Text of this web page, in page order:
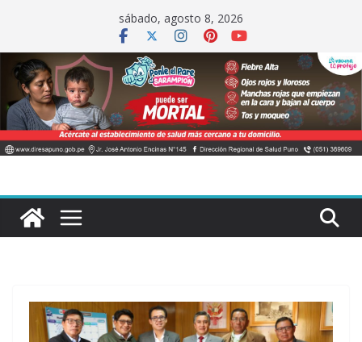
contenido
sábado, agosto 8, 2026